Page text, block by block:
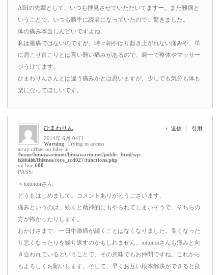
AIHの先輩として、いつも拝見させていただいてますー。また難病と
いうことで、いつも勝手に読者になっていたので、驚きました。
体の痛み本当しんどいですよね。
私は激痛ではないのですが、時々朝やはり起き上がれない痛みや、単
に肩こり首こりとは言い難い痛みがあるので、週一で整体やマッサー
ジうけてます。
ひまわりんさんとは違う痛みかとは思いますが、少しでも気分も体も
楽になってほしいです。
ひまわりん
2014年 6月 04日
Warning: Trying to access
array offset on false in
/home/himawarinnet/himawarin.net/public_html/wp-
content/themes/core_tcd027/functions.php
on line 600
返信 引用
SECRET: 0
PASS:
＞toitoitoiさん
どうもはじめまして。コメントありがとうございます。
痛みというのは、続くと精神的にもやられてしまいそうで、そちらの
方が怖かったりします。
おかげさまで、一日中激痛が続くことはなくなりました。良くなった
り悪くなったりを繰り返すのかもしれません。toitoitoiさんも痛みと向
き合われているということで、その意味でもお仲間ですね。これから
もよろしくお願いします。そして、早くお互い根本解決ができると良